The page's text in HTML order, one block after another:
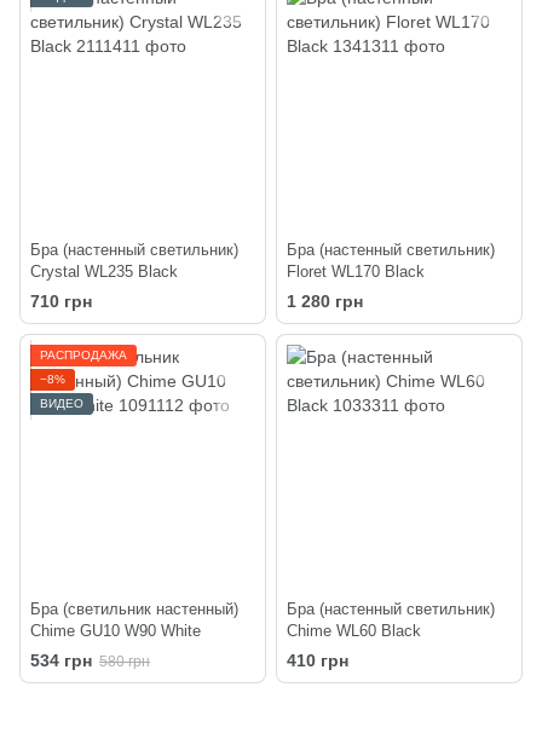
Бра (настенный светильник)
Crystal WL235 Black
710 грн
Бра (настенный светильник)
Floret WL170 Black
1 280 грн
РАСПРОДАЖА
−8%
ВИДЕО
Бра (светильник настенный)
Chime GU10 W90 White
534 грн 580 грн
Бра (настенный светильник)
Chime WL60 Black
410 грн